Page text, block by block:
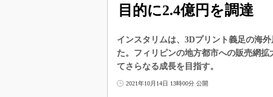
目的に2.4億円を調達
インスタリムは、3Dプリント義足の海
た。フィリピンの地方都市への販売網
てさらなる成長を目指す。
2021年10月14日 13時00分 公開